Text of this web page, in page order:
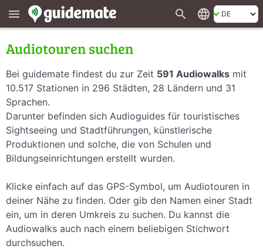
menu search language
Audiotouren suchen
Bei guidemate findest du zur Zeit 591 Audiowalks mit
10.517 Stationen in 296 Städten, 28 Ländern und 31
Sprachen.
Darunter befinden sich Audioguides für touristisches
Sightseeing und Stadtführungen, künstlerische
Produktionen und solche, die von Schulen und
Bildungseinrichtungen erstellt wurden.
Klicke einfach auf das GPS-Symbol, um Audiotouren in
deiner Nähe zu finden. Oder gib den Namen einer Stadt
ein, um in deren Umkreis zu suchen. Du kannst die
Audiowalks auch nach einem beliebigen Stichwort
durchsuchen.